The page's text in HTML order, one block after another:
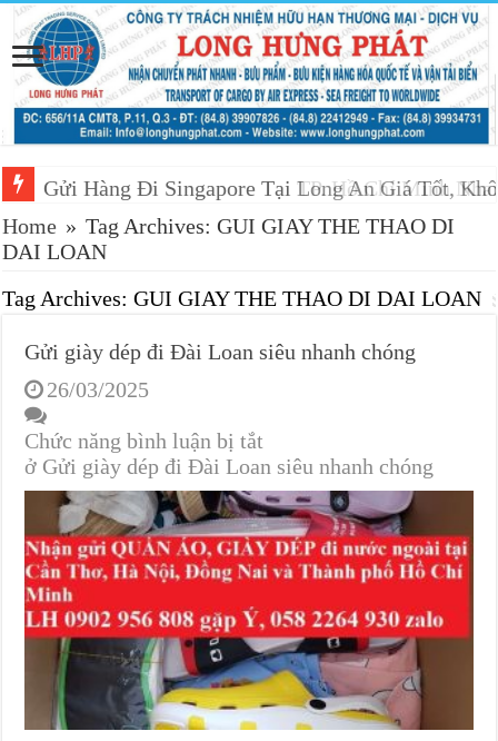
Gửi Hàng Đi Singapore Tại TP. Hồ Chí Minh
Gửi Hàng Đi Singapore Tại Long An Giá Tốt,
Home » Tag Archives: GUI GIAY THE THAO DI
DAI LOAN
Tag Archives:GUI GIAY THE THAO DI DAI LOAN
Gửi giày dép đi Đài Loan siêu nhanh chóng
26/03/2025
Chức năng bình luận bị tắt
ở Gửi giày dép đi Đài Loan siêu nhanh chóng